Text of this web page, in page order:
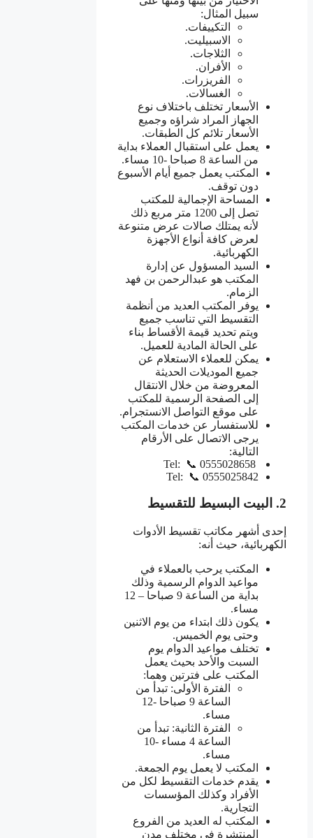
سبيل المثال:
التكييفات.
الاسبيليت.
الثلاجات.
الأفران.
الفريزرات.
الغسالات.
الأسعار تختلف باختلاف نوع
الجهاز المراد شراؤه وجميع
الأسعار تلائم كل الطبقات.
يعمل على استقبال العملاء بداية
من الساعة 8 صباحا -10 مساء.
المكتب يعمل جميع أيام الأسبوع
دون توقف.
المساحة الإجمالية للمكتب
تصل إلى 1200 متر مربع ذلك
لأنه يمتلك صالات عرض متنوعة
لعرض كافة أنواع الأجهزة
الكهربائية.
السيد المسؤول عن إدارة
المكتب هو عبدالرحمن بن فهد
الزمام.
يوفر المكتب العديد من أنظمة
التقسيط التي تناسب جميع
ويتم تحديد قيمة الأقساط بناء
على الحالة المادية للعميل.
يمكن للعملاء الاستعلام عن
جميع الموديلات الحديثة
المعروضة من خلال الانتقال
إلى الصفحة الرسمية للمكتب
على موقع التواصل الانستجرام.
للاستفسار عن خدمات المكتب
يرجى الاتصال على الأرقام
التالية:
Tel: 📞 0555025842
2. البيت البسيط للتقسيط
إحدى أشهر مكاتب تقسيط الأدوات
الكهربائية، حيث أنه:
المكتب يرحب بالعملاء في
مواعيد الدوام الرسمية وذلك
بداية من الساعة 9 صباحا – 12
مساء.
يكون ذلك ابتداء من يوم الاثنين
وحتى يوم الخميس.
تختلف مواعيد الدوام يوم
السبت والأحد بحيث يعمل
المكتب على فترتين وهما:
الفترة الأولى: تبدأ من
الساعة 9 صباحا -12
مساء.
الفترة الثانية: تبدأ من
الساعة 4 مساء -10
مساء.
المكتب لا يعمل يوم الجمعة.
يقدم خدمات التقسيط لكل من
الأفراد وكذلك المؤسسات
التجارية.
المكتب له العديد من الفروع
المنتشرة في مختلف مدن